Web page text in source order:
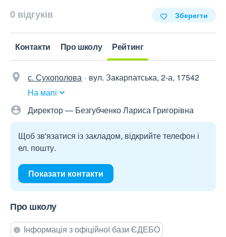
0 відгуків Зберегти
Контакти Про школу Рейтинг
с. Сухополова
вул. Закарпатська, 2-а, 17542
На мапі
Директор — Безгубченко Лариса Григорівна
Щоб зв'язатися із закладом, відкрийте телефон і
ел. пошту.
Показати контакти
Про школу
Інформація з офіційної бази ЄДЕБО